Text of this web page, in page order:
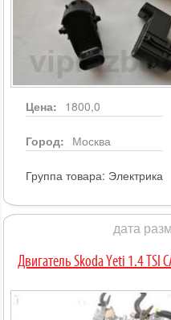
Цена: 1800,0
Город: Москва
Группа товара: Электрика
дата
Двигатель Skoda Yeti 1.4 TSI